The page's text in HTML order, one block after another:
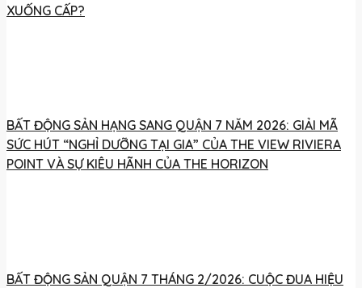
XUỐNG CẤP?
BẤT ĐỘNG SẢN HẠNG SANG QUẬN 7 NĂM 2026: GIẢI MÃ
SỨC HÚT “NGHỈ DƯỠNG TẠI GIA” CỦA THE VIEW RIVIERA
POINT VÀ SỰ KIÊU HÃNH CỦA THE HORIZON
BẤT ĐỘNG SẢN QUẬN 7 THÁNG 2/2026: CUỘC ĐUA HIỆU